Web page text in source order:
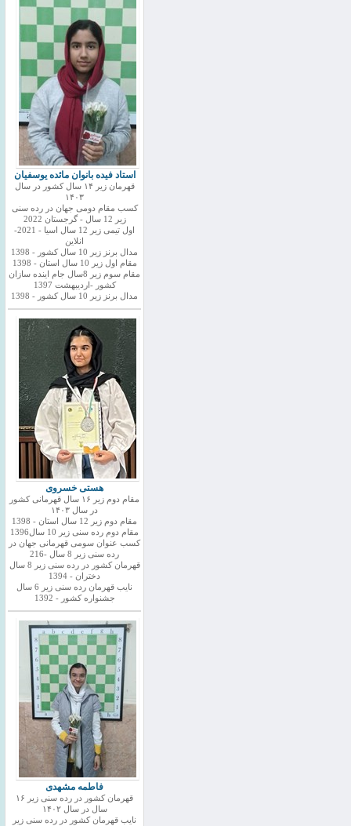
استاد فیده بانوان مائده یوسفیان
قهرمان زیر ۱۴ سال کشور در سال
۱۴۰۳
کسب مقام دومی جهان در رده سنی
زیر 12 سال - گرجستان 2022
اول تیمی زیر 12 سال اسیا - 2021-
انلاین
مدال برنز زیر 10 سال کشور - 1398
مقام اول زیر 10 سال استان - 1398
مقام سوم زیر 8سال جام اینده سازان
کشور -اردیبهشت 1397
مدال برنز زیر 10 سال کشور - 1398
هستی خسروی
مقام دوم زیر ۱۶ سال قهرمانی کشور
در سال ۱۴۰۳
مقام دوم زیر 12 سال استان - 1398
مقام دوم رده سنی زیر 10 سال1396
کسب عنوان سومی قهرمانی جهان در
رده سنی زیر 8 سال -216
قهرمان کشور در رده سنی زیر 8 سال
دختران - 1394
نایب قهرمان رده سنی زیر 6 سال
جشنواره کشور - 1392
فاطمه مشهدی
قهرمان کشور در رده سنی زیر ۱۶
سال در سال ۱۴۰۲
نایب قهرمان کشور در رده سنی زیر